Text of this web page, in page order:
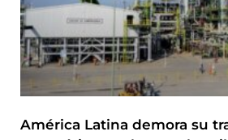
América Latina demora su